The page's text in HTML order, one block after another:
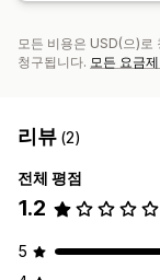
모든 비용은 USD(으)로
청구됩니다. 모든 요금
리뷰 (2)
전체 평점
1.2
5